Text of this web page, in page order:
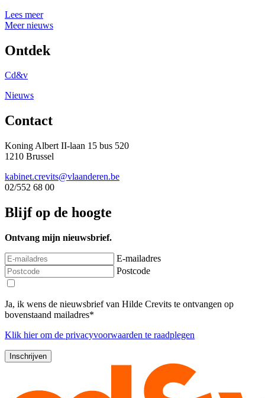
Lees meer
Meer nieuws
Ontdek
Cd&v
Nieuws
Contact
Koning Albert II-laan 15 bus 520
1210 Brussel
kabinet.crevits@vlaanderen.be
02/552 68 00
Blijf op de hoogte
Ontvang mijn nieuwsbrief.
E-mailadres
Postcode
Ja, ik wens de nieuwsbrief van Hilde Crevits te ontvangen op
bovenstaand mailadres*
Klik hierom de privacyvoorwaarden te raadplegen